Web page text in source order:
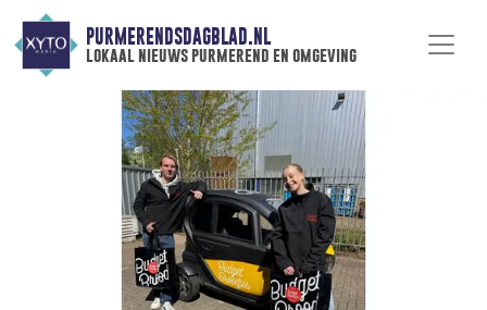
PURMERENDSDAGBLAD.NL
lokaal nieuws purmerend en omgeving